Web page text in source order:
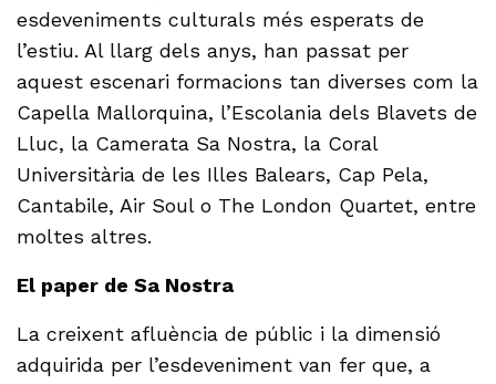
esdeveniments culturals més esperats de
l’estiu. Al llarg dels anys, han passat per
aquest escenari formacions tan diverses com la
Capella Mallorquina, l’Escolania dels Blavets de
Lluc, la Camerata Sa Nostra, la Coral
Universitària de les Illes Balears, Cap Pela,
Cantabile, Air Soul o The London Quartet, entre
moltes altres.
El paper de Sa Nostra
La creixent afluència de públic i la dimensió
adquirida per l’esdeveniment van fer que, a